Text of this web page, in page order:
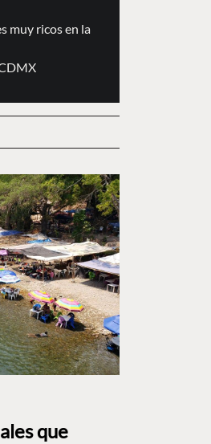
muy ricos en la
que